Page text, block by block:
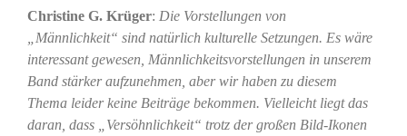
Christine G. Krüger: Die Vorstellungen von
„Männlichkeit“ sind natürlich kulturelle Setzungen. Es wäre
interessant gewesen, Männlichkeitsvorstellungen in unserem
Band stärker aufzunehmen, aber wir haben zu diesem
Thema leider keine Beiträge bekommen. Vielleicht liegt das
daran, dass „Versöhnlichkeit“ trotz der großen Bild-Ikonen